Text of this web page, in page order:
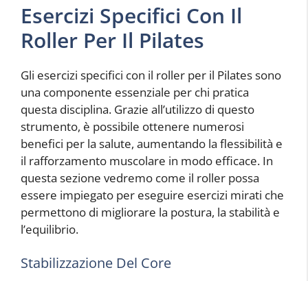
Esercizi Specifici Con Il
Roller Per Il Pilates
Gli esercizi specifici con il roller per il Pilates sono
una componente essenziale per chi pratica
questa disciplina. Grazie all’utilizzo di questo
strumento, è possibile ottenere numerosi
benefici per la salute, aumentando la flessibilità e
il rafforzamento muscolare in modo efficace. In
questa sezione vedremo come il roller possa
essere impiegato per eseguire esercizi mirati che
permettono di migliorare la postura, la stabilità e
l’equilibrio.
Stabilizzazione Del Core